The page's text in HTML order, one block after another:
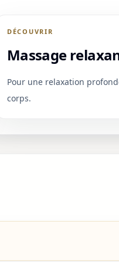
DÉCOUVRIR
Massage
Pour une relaxation
corps.